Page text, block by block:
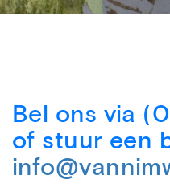
Bel ons via
of stuur een